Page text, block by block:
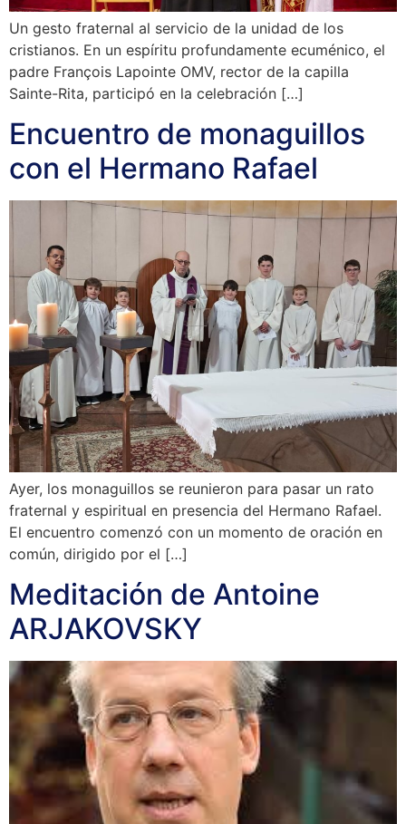
Un gesto fraternal al servicio de la unidad de los
cristianos. En un espíritu profundamente ecuménico, el
padre François Lapointe OMV, rector de la capilla
Sainte-Rita, participó en la celebración […]
Encuentro de monaguillos
con el Hermano Rafael
Ayer, los monaguillos se reunieron para pasar un rato
fraternal y espiritual en presencia del Hermano Rafael.
El encuentro comenzó con un momento de oración en
común, dirigido por el […]
Meditación de Antoine
ARJAKOVSKY